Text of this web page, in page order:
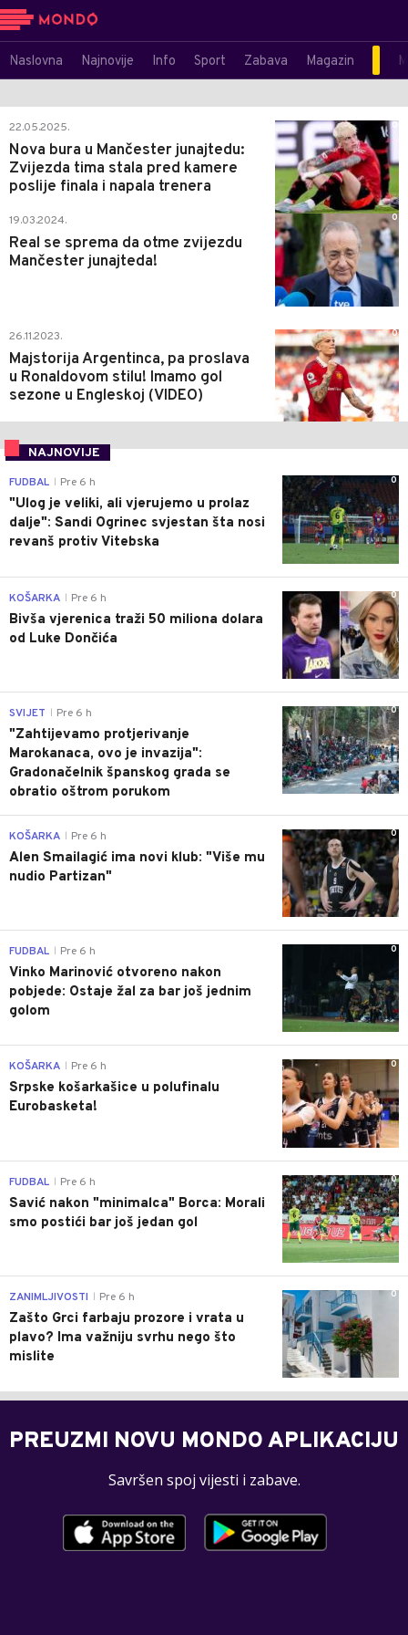
Naslovna Najnovije Info Sport Zabava Magazin
22.05.2025.
Nova bura u Mančester junajtedu:
Zvijezda tima stala pred kamere
poslije finala i napala trenera
0
19.03.2024.
Real se sprema da otme zvijezdu
Mančester junajteda!
0
26.11.2023.
Majstorija Argentinca, pa proslava
u Ronaldovom stilu! Imamo gol
sezone u Engleskoj (VIDEO)
0
NAJNOVIJE
0
FUDBAL Pre 6 h
"Ulog je veliki, ali vjerujemo u prolaz
dalje": Sandi Ogrinec svjestan šta nosi
revanš protiv Vitebska
0
KOŠARKA Pre 6 h
Bivša vjerenica traži 50 miliona dolara
od Luke Dončića
0
SVIJET Pre 6 h
"Zahtijevamo protjerivanje
Marokanaca, ovo je invazija":
Gradonačelnik španskog grada se
obratio oštrom porukom
0
KOŠARKA Pre 6 h
Alen Smailagić ima novi klub: "Više mu
nudio Partizan"
0
FUDBAL Pre 6 h
Vinko Marinović otvoreno nakon
pobjede: Ostaje žal za bar još jednim
golom
0
KOŠARKA Pre 6 h
Srpske košarkašice u polufinalu
Eurobasketa!
0
FUDBAL Pre 6 h
Savić nakon "minimalca" Borca: Morali
smo postići bar još jedan gol
0
ZANIMLJIVOSTI Pre 6 h
Zašto Grci farbaju prozore i vrata u
plavo? Ima važniju svrhu nego što
mislite
PREUZMI NOVU MONDO APLIKACIJU
Savršen spoj vijesti i zabave.